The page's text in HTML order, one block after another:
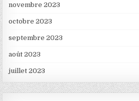
novembre 2023
octobre 2023
septembre 2023
août 2023
juillet 2023